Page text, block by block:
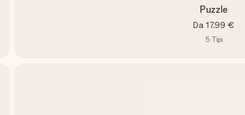
Puzzle
Da 17,99 €
5 Tipi